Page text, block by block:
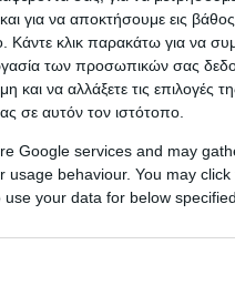
για να αποκτήσουμε εις
Κάντε κλικ παρακάτω για να
των προσωπικών σας
να αλλάξετε τις επιλογές
σε αυτόν τον ιστότοπο.
Google services and may
behaviour. You may
your data for below